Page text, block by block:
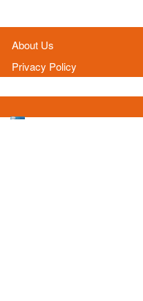
About Us
Privacy Policy